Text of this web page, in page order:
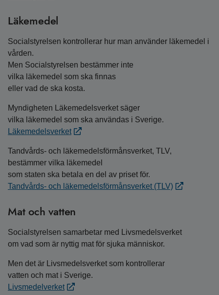
Läkemedel
Socialstyrelsen kontrollerar hur man använder läkemedel i
vården.
Men Socialstyrelsen bestämmer inte
vilka läkemedel som ska finnas
eller vad de ska kosta.
Myndigheten Läkemedelsverket säger
vilka läkemedel som ska användas i Sverige.
Läkemedelsverket
Tandvårds- och läkemedelsförmånsverket, TLV,
bestämmer vilka läkemedel
som staten ska betala en del av priset för.
Tandvårds- och läkemedelsförmånsverket (TLV)
Mat och vatten
Socialstyrelsen samarbetar med Livsmedelsverket
om vad som är nyttig mat för sjuka människor.
Men det är Livsmedelsverket som kontrollerar
vatten och mat i Sverige.
Livsmedelverket